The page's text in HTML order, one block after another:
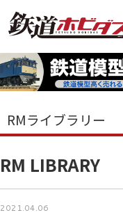
RMライブラリー
RM LIBRARY
2021.04.06